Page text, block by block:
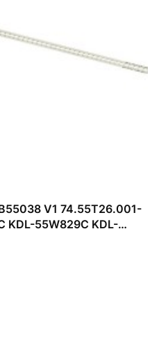
V1 74.55T26.001-
KDL-55W829C KDL-
55W805C KDL-
55W815C